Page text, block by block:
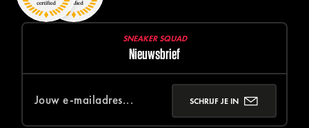
SNEAKER SQUAD
Nieuwsbrief
SCHRIJF JE IN